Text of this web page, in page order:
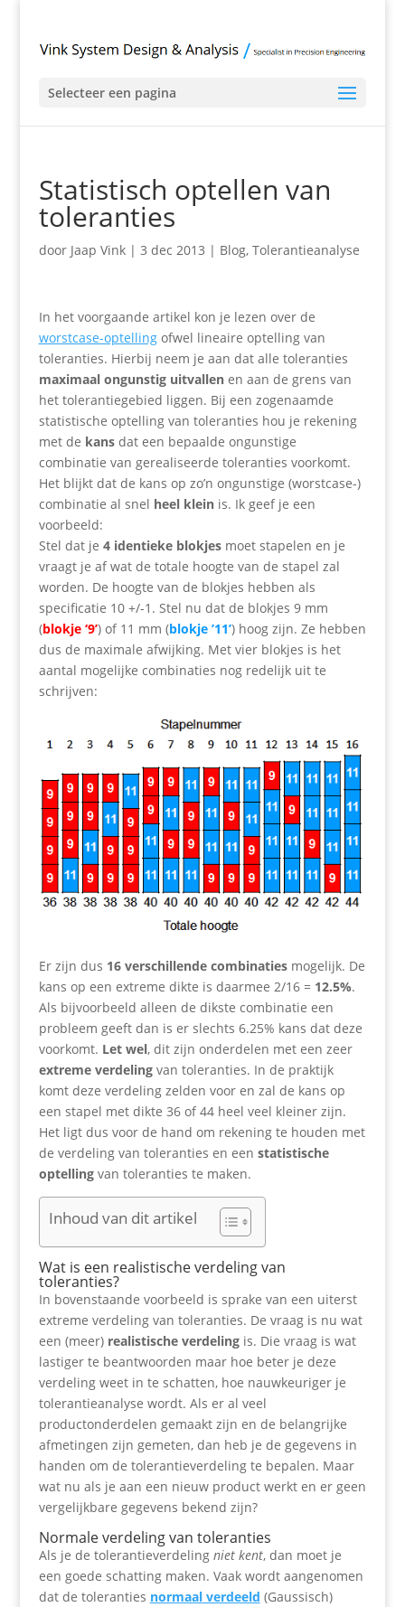
Selecteer een pagina
Statistisch optellen van
toleranties
door Jaap Vink| 3 dec 2013 | Blog, Tolerantieanalyse
In het voorgaande artikel kon je lezen over de
worstcase-optellingofwel lineaire optelling van
toleranties. Hierbij neem je aan dat alle toleranties
maximaal ongunstig uitvallenen aan de grens van
het tolerantiegebied liggen. Bij een zogenaamde
statistische optelling van toleranties hou je rekening
met de kansdat een bepaalde ongunstige
combinatie van gerealiseerde toleranties voorkomt.
Het blijkt dat de kans op zo’n ongunstige (worstcase-)
combinatie al snel heel kleinis. Ik geef je een
voorbeeld:
Stel dat je 4 identieke blokjesmoet stapelen en je
vraagt je af wat de totale hoogte van de stapel zal
worden. De hoogte van de blokjes hebben als
specificatie 10 +/-1. Stel nu dat de blokjes 9 mm
(blokje ‘9’) of 11 mm (blokje ’11’) hoog zijn. Ze hebben
dus de maximale afwijking. Met vier blokjes is het
aantal mogelijke combinaties nog redelijk uit te
schrijven:
Er zijn dus 16 verschillende combinatiesmogelijk. De
kans op een extreme dikte is daarmee 2/16 = 12.5%.
Als bijvoorbeeld alleen de dikste combinatie een
probleem geeft dan is er slechts 6.25% kans dat deze
voorkomt. Let wel, dit zijn onderdelen met een zeer
extreme verdelingvan toleranties. In de praktijk
komt deze verdeling zelden voor en zal de kans op
een stapel met dikte 36 of 44 heel veel kleiner zijn.
Het ligt dus voor de hand om rekening te houden met
de verdeling van toleranties en een statistische
optellingvan toleranties te maken.
Inhoud van dit artikel
Wat is een realistische verdeling van
toleranties?
In bovenstaande voorbeeld is sprake van een uiterst
extreme verdeling van toleranties. De vraag is nu wat
een (meer) realistische verdelingis. Die vraag is wat
lastiger te beantwoorden maar hoe beter je deze
verdeling weet in te schatten, hoe nauwkeuriger je
tolerantieanalyse wordt. Als er al veel
productonderdelen gemaakt zijn en de belangrijke
afmetingen zijn gemeten, dan heb je de gegevens in
handen om de tolerantieverdeling te bepalen. Maar
wat nu als je aan een nieuw product werkt en er geen
vergelijkbare gegevens bekend zijn?
Normale verdeling van toleranties
Als je de tolerantieverdeling niet kent, dan moet je
een goede schatting maken. Vaak wordt aangenomen
dat de toleranties normaal verdeeld (Gaussisch)